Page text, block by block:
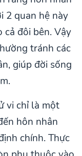
2 quan hệ này
cả đôi bên. Vậy
tránh các
giúp đời sống
vi chỉ là một
hôn nhân
chính. Thực